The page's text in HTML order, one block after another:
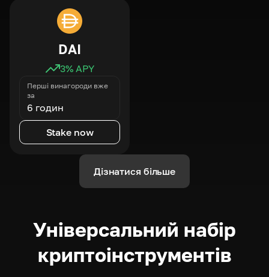
DAI
3% APY
Перші винагороди вже
за
6 годин
Stake now
Дізнатися більше
Універсальний набір
криптоінструментів